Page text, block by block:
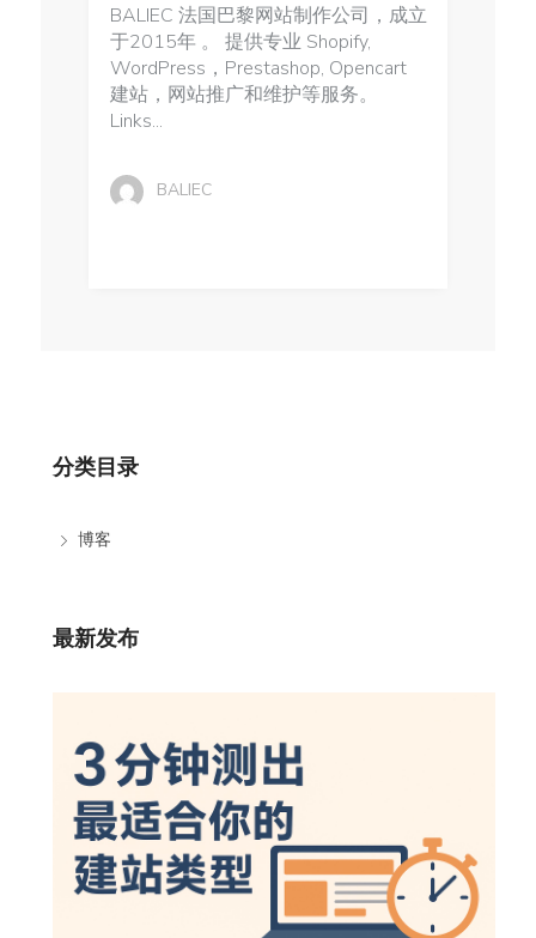
BALIEC 法国巴黎网站制作公司，成立
于2015年 。 提供专业 Shopify,
WordPress，Prestashop, Opencart
建站，网站推广和维护等服务。
Links...
BALIEC
分类目录
博客
最新发布